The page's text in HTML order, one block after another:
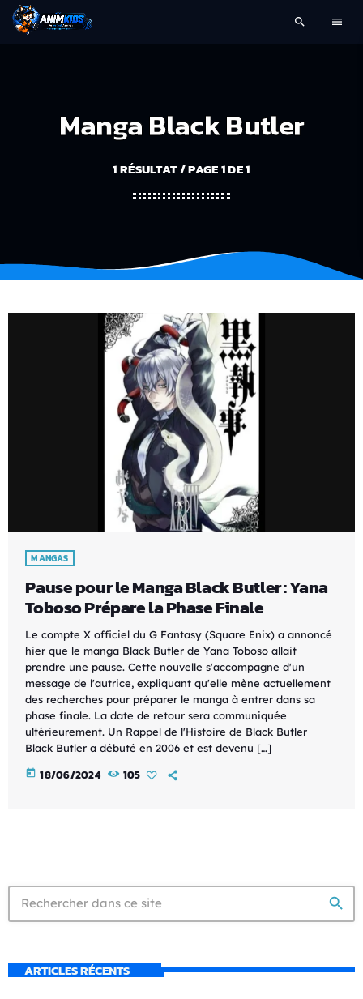
search menu
Manga Black Butler
1 RÉSULTAT / PAGE 1 DE 1
MANGAS
Pause pour le Manga Black Butler : Yana
Toboso Prépare la Phase Finale
Le compte X officiel du G Fantasy (Square Enix) a annoncé
hier que le manga Black Butler de Yana Toboso allait
prendre une pause. Cette nouvelle s'accompagne d'un
message de l'autrice, expliquant qu'elle mène actuellement
des recherches pour préparer le manga à entrer dans sa
phase finale. La date de retour sera communiquée
ultérieurement. Un Rappel de l'Histoire de Black Butler
Black Butler a débuté en 2006 et est devenu […]
today 18/06/2024 105
search
ARTICLES RÉCENTS